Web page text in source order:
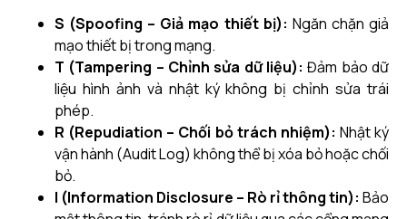
S (Spoofing – Giả mạo thiết bị): Ngăn chặn giả
mạo thiết bị trong mạng.
T (Tampering – Chỉnh sửa dữ liệu): Đảm bảo dữ
liệu hình ảnh và nhật ký không bị chỉnh sửa trái
phép.
R (Repudiation – Chối bỏ trách nhiệm): Nhật ký
vận hành (Audit Log) không thể bị xóa bỏ hoặc chối
bỏ.
I (Information Disclosure – Rò rỉ thông tin): Bảo